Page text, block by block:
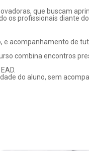
que buscam
os profissionais diante
acompanhamento de
combina encontros
do aluno, sem